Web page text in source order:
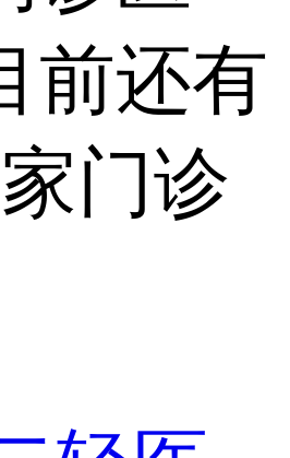
前还有
门诊